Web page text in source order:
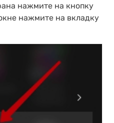
нажмите на кнопку
нажмите на вкладку